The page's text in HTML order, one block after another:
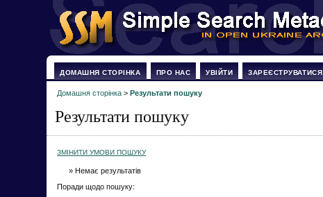
ДОМАШНЯ СТОРІНКА ПРО НАС УВІЙТИ ЗАРЕЄСТРУВАТИСЯ
Домашня сторінка >Результати пошуку
Результати пошуку
ЗМІНИТИ УМОВИ ПОШУКУ
» Немає результатів
Поради щодо пошуку: